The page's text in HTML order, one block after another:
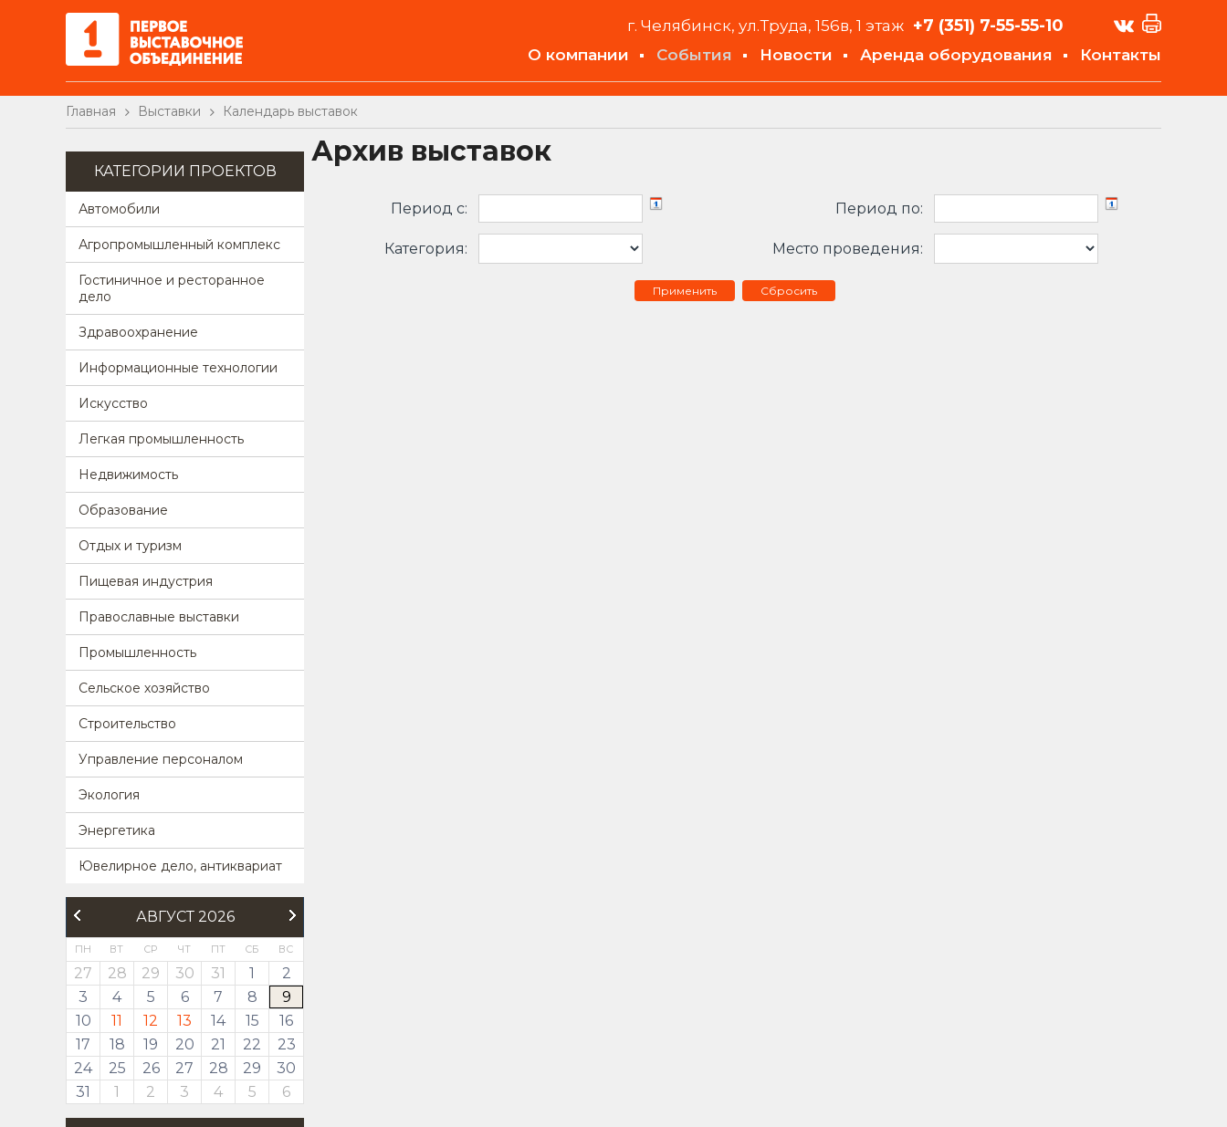
г. Челябинск, ул.Труда, 156в, 1 этаж +7 (351) 7-55-55-10
О компании События Новости Аренда оборудования Контакты
Главная Выставки Календарь выставок
КАТЕГОРИИ ПРОЕКТОВ
Автомобили
Агропромышленный комплекс
Гостиничное и ресторанное
дело
Здравоохранение
Информационные технологии
Искусство
Легкая промышленность
Недвижимость
Образование
Отдых и туризм
Пищевая индустрия
Православные выставки
Промышленность
Сельское хозяйство
Строительство
Управление персоналом
Экология
Энергетика
Ювелирное дело, антиквариат
АВГУСТ 2026
ПН ВТ СР ЧТ ПТ СБ ВС
27 28 29 30 31 1
2
3
4 5 6 7 8
9
10
11 12 13 14 15
16
17
18 19 20 21 22
23
24
25 26 27 28 29
30
31
1 2 3 4 5 6
Архив выставок
Период c:
Категория:
Период по:
Место проведения:
Сбросить